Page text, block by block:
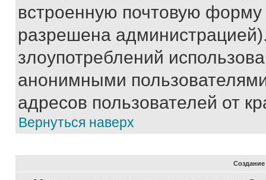
встроенную почтовую
разрешена
злоупотреблений
анонимными
адресов пользователей от
Вернуться наверх